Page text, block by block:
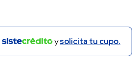
ysolicita tu cupo.